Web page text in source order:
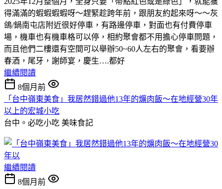
得滿滿的蝦蝦蝦蝦呀～趕緊趁跨年前，跟朋友約起來呀～～灰
鴿/鍋南屯店附近很好停車，有路邊停車，對面也有付費停車
場，機車也有機車格可以停，相約聚會都不用擔心停車問題，
而且他們二樓還有空間可以舉辦50~60人左右的聚會，看要辦
春酒，尾牙，謝師宴，慶生….都好
繼續閱讀
8個月前
「台中嶺東美食」我居然錯過他13年的爌肉飯～在地經營30年
以上的宏城小吃
台中。必吃小吃 美味食記
繼續閱讀
8個月前